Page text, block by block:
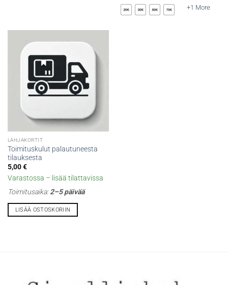
tuotteella
on
+1 More
LAHJAKORTIT
Toimituskulut palautuneesta
tilauksesta
5,00€
Varastossa – lisää tilattavissa
Toimitusaika:2–5 päivää
LISÄÄ OSTOSKORIIN